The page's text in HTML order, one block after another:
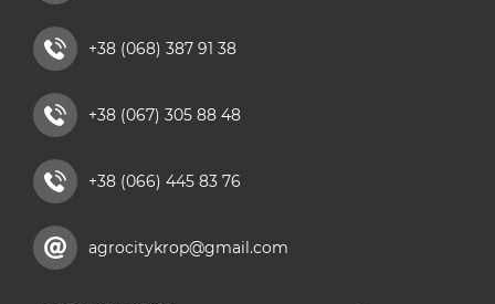
+38 (068) 387 91 38
+38 (067) 305 88 48
+38 (066) 445 83 76
agrocitykrop@gmail.com